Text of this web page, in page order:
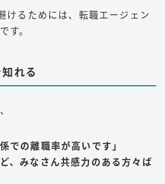
けるためには、転職エージェン
す。
れる
での離職率が高いです」
、みなさん共感力のある方々ば